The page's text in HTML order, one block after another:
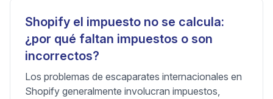
Shopify el impuesto no se calcula:
¿por qué faltan impuestos o son
incorrectos?
Los problemas de escaparates internacionales en
Shopify generalmente involucran impuestos,